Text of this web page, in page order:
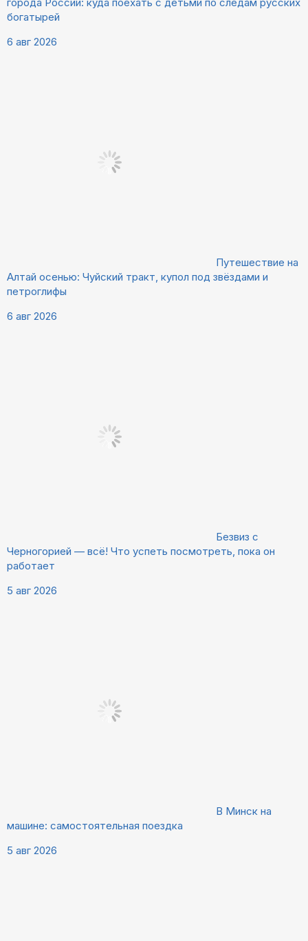
города России: куда поехать с детьми по следам русских
богатырей
6 авг 2026
Путешествие на
Алтай осенью: Чуйский тракт, купол под звёздами и
петроглифы
6 авг 2026
Безвиз с
Черногорией — всё! Что успеть посмотреть, пока он
работает
5 авг 2026
В Минск на
машине: самостоятельная поездка
5 авг 2026